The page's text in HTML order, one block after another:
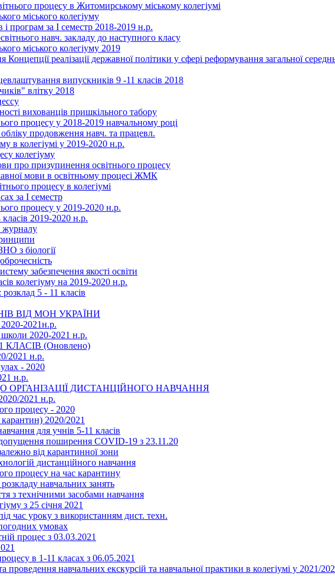
процесу в Житомирському міському колегіумі
міського колегіуму
програм за І семестр 2018-2019 н.р.
навч. закладу до наступного класу
міського колегіуму 2019
Концепції реалізації державної політики у сфері реформування загальної
випускників 9 -11 класів 2018
влітку 2018
вихованців пришкільного табору
процесу у 2018-2019 навчальному році
продовження навч. та працевл.
в колегіумі у 2019-2020 н.р.
колегіуму
про призупинення освітнього процесу
мови в освітньому процесі ЖМК
процесу в колегіумі
за І семестр
процесу у 2019-2020 н.р.
2019-2020 н.р.
журналу
з біології
забезпечення якості освіти
колегіуму на 2019-2020 н.р.
5 - 11 класів
ВІД МОН УКРАЇНИ
2021н.р.
2020-2021 н.р.
(Оновлено)
2021 н.р.
- 2020
н.р.
ДИСТАНЦІЙНОГО НАВЧАННЯ
2021 н.р.
процесу - 2020
2020/2021
для учнів 5-11 класів
поширення COVID-19 з 23.11.20
від карантинної зони
дистанційного навчання
процесу на час карантину
навчальних занять
з технічними засобами навчання
з 25 січня 2021
час уроку з використанням дист. техн.
умовах
процес з 03.03.2021
в 1-11 класах з 06.05.2021
проведення навчальних екскурсій та навчальної практики в колегіумі у 2021/